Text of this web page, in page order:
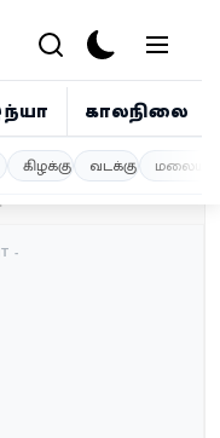
காலநிலை
கிழக்கு வடக்கு
-
-